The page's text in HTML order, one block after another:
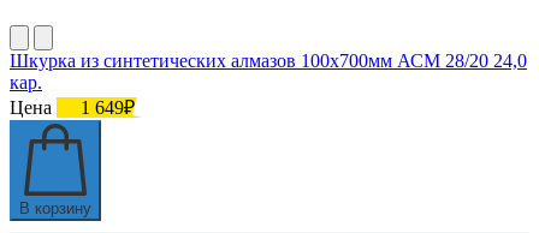
Шкурка из синтетических алмазов 100х700мм АСМ 28/20 24,0
кар.
Цена
1 649₽
В корзину